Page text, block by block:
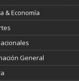
& Economía
General